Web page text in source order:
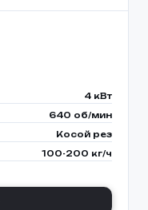
4 кВт
640 об/мин
Косой рез
100-200 кг/ч